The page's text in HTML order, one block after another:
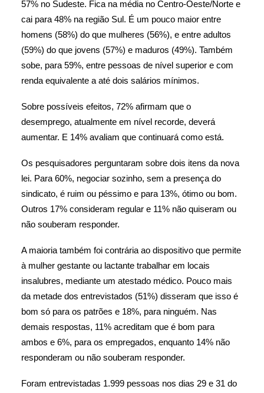
57% no Sudeste. Fica na média no Centro-Oeste/Norte e
cai para 48% na região Sul. É um pouco maior entre
homens (58%) do que mulheres (56%), e entre adultos
(59%) do que jovens (57%) e maduros (49%). Também
sobe, para 59%, entre pessoas de nível superior e com
renda equivalente a até dois salários mínimos.
Sobre possíveis efeitos, 72% afirmam que o
desemprego, atualmente em nível recorde, deverá
aumentar. E 14% avaliam que continuará como está.
Os pesquisadores perguntaram sobre dois itens da nova
lei. Para 60%, negociar sozinho, sem a presença do
sindicato, é ruim ou péssimo e para 13%, ótimo ou bom.
Outros 17% consideram regular e 11% não quiseram ou
não souberam responder.
A maioria também foi contrária ao dispositivo que permite
à mulher gestante ou lactante trabalhar em locais
insalubres, mediante um atestado médico. Pouco mais
da metade dos entrevistados (51%) disseram que isso é
bom só para os patrões e 18%, para ninguém. Nas
demais respostas, 11% acreditam que é bom para
ambos e 6%, para os empregados, enquanto 14% não
responderam ou não souberam responder.
Foram entrevistadas 1.999 pessoas nos dias 29 e 31 do